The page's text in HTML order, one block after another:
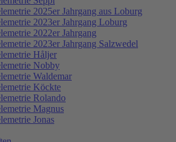
2025er Jahrgang aus Loburg
2023er Jahrgang Loburg
2022er Jahrgang
2023er Jahrgang Salzwedel
Håljer
Nobby
Waldemar
Köckte
Rolando
Magnus
Jonas